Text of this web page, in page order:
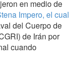
en medio de
Impero, el cual
del Cuerpo de
de Irán por
cuando